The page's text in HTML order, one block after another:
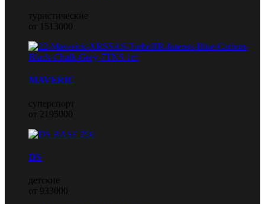
туристические
от 1513000
MAVERIC
суперспорт
от 2195000
DS
детские
от 933000